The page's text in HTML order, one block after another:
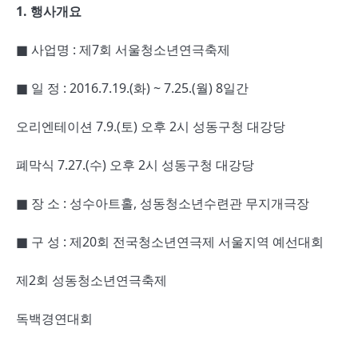
1. 행사개요
■ 사업명 : 제7회 서울청소년연극축제
■ 일 정 : 2016.7.19.(화) ~ 7.25.(월) 8일간
오리엔테이션 7.9.(토) 오후 2시 성동구청 대강당
폐막식 7.27.(수) 오후 2시 성동구청 대강당
■ 장 소 : 성수아트홀, 성동청소년수련관 무지개극장
■ 구 성 : 제20회 전국청소년연극제 서울지역 예선대회
제2회 성동청소년연극축제
독백경연대회